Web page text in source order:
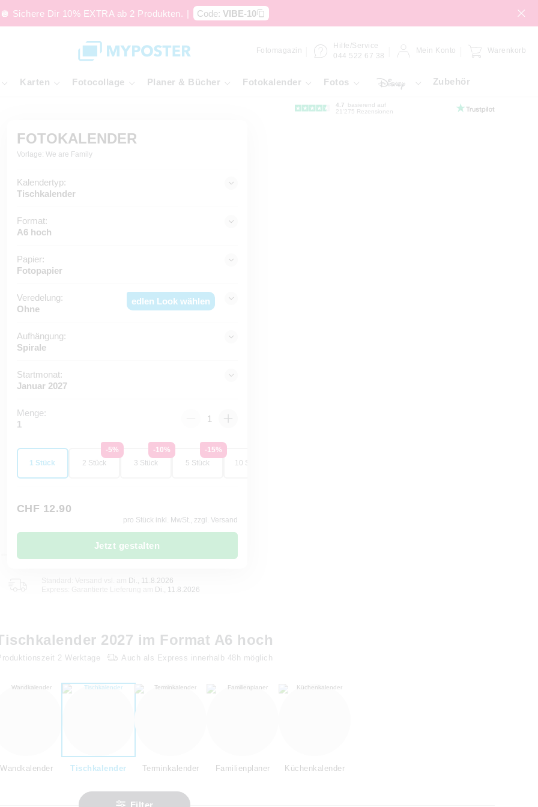
🪩 Sichere Dir 10% EXTRA ab 2 Produkten. | Code: VIBE-10
Fotomagazin
Hilfe/Service
044 522 67 38
Mein Konto Warenkorb
Karten Fotocollage Planer & Bücher Fotokalender Fotos Zubehör
4.7
basierend auf
21’275 Rezensionen
FOTOKALENDER
Vorlage: We are Family
Kalendertyp:
Tischkalender
Format:
A6 hoch
Papier:
Fotopapier
Veredelung:
Ohne
edlen Look wählen
Aufhängung:
Spirale
Startmonat:
Januar 2027
Menge:
1
1 Stück
-5%
2 Stück
-10%
3 Stück
-15%
5 Stück
10 Stück
CHF 12.90
pro Stück inkl. MwSt., zzgl. Versand
Jetzt gestalten
Di., 11.8.2026
Express: Garantierte Lieferung am Di., 11.8.2026
2027 im Format A6 hoch
2 Werktage Auch als Express innerhalb 48h möglich
Wandkalender Tischkalender Terminkalender Familienplaner Küchenkalender
Filter